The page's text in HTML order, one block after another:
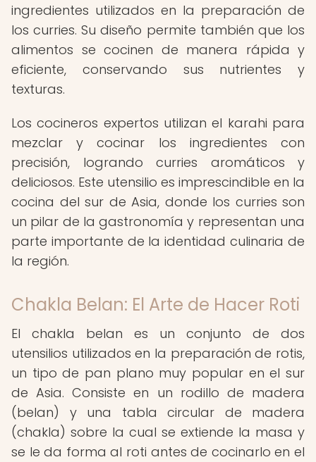
ingredientes utilizados en la preparación de
los curries. Su diseño permite también que los
alimentos se cocinen de manera rápida y
eficiente, conservando sus nutrientes y
texturas.
Los cocineros expertos utilizan el karahi para
mezclar y cocinar los ingredientes con
precisión, logrando curries aromáticos y
deliciosos. Este utensilio es imprescindible en la
cocina del sur de Asia, donde los curries son
un pilar de la gastronomía y representan una
parte importante de la identidad culinaria de
la región.
Chakla Belan: El Arte de Hacer Roti
El chakla belan es un conjunto de dos
utensilios utilizados en la preparación de rotis,
un tipo de pan plano muy popular en el sur
de Asia. Consiste en un rodillo de madera
(belan) y una tabla circular de madera
(chakla) sobre la cual se extiende la masa y
se le da forma al roti antes de cocinarlo en el